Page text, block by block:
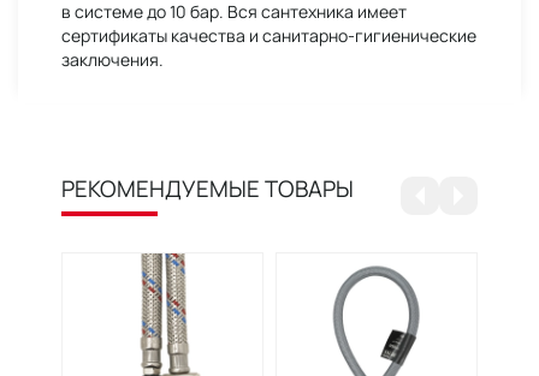
в системе до 10 бар. Вся сантехника имеет
сертификаты качества и санитарно-гигиенические
заключения.
РЕКОМЕНДУЕМЫЕ ТОВАРЫ